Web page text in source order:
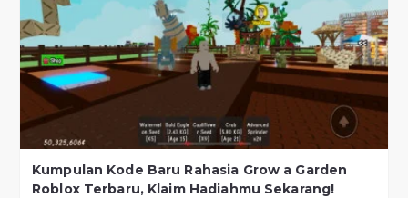
Kumpulan Kode Baru Rahasia Grow a Garden
Roblox Terbaru, Klaim Hadiahmu Sekarang!